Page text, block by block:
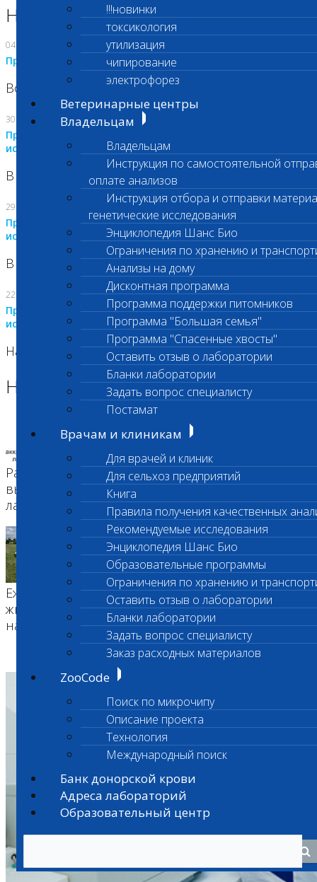
!!!новинки
токсикология
утилизация
чипирование
электрофорез
Ветеринарные центры
Владельцам
Владельцам
Инструкция по самостоятельной
оплате анализов
Инструкция отбора и отправки
генетические исследования
Энциклопедия Шанс Био
Ограничения по хранению и
Анализы на дому
Дисконтная программа
Программа поддержки питомников
Программа "Большая семья"
Программа "Спасенные хвосты"
Оставить отзыв о лаборатории
Бланки лаборатории
Задать вопрос специалисту
Постамат
Врачам и клиникам
Для врачей и клиник
Для сельхоз предприятий
Книга
Правила получения качественных
Рекомендуемые исследования
Энциклопедия Шанс Био
Образовательные программы
Ограничения по хранению и
Оставить отзыв о лаборатории
Бланки лаборатории
Задать вопрос специалисту
Заказ расходных материалов
ZooCode
Поиск по микрочипу
Описание проекта
Технология
Международный поиск
Банк донорской крови
Адреса лабораторий
Образовательный центр
Новости лаборатории
04.08.2026
Приостановка срочных биохимических исследований
Во Владыкино
30.07.2026
Приостановлено выполнение срочных биохимических
исследований
В Сколково. Код (123,309,310)
29.07.2026
Приостановлено выполнение срочных биохимических
исследований
В Бутово 29.07.26
22.07.2026
Приостановлено выполнение биохимических
исследований
На Нагорной. Код ( 123,310,309)
Все новости
Новое в энциклопедии
06.04.2026
Аккредитация лаборатории по стандартам
ISO/IEC 17025
Разбираемся, что такое аккредитация и почему
выгодно использование аккредитованной
лаборатории
03.04.2026
Микотоксины и мастит: экономия для
хозяйств
Ежедневные потери хозяйства от простоя
животных катастрофически огромны! И
насколько больно смотреть...
Все статьи